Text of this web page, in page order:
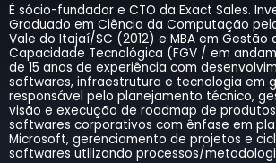
É sócio-fundador e CTO da Exact Sales.
Graduado em Ciência da Computação
Vale do Itajaí/SC (2012) e MBA em Gestão
Capacidade Tecnológica (FGV / em
de 15 anos de experiência com
softwares, infraestrutura e tecnologia em
responsável pelo planejamento técnico,
visão e execução de roadmap de
softwares corporativos com ênfase em
Microsoft, gerenciamento de projetos e
softwares utilizando processos/